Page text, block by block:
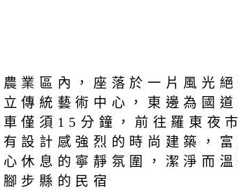
業區內，座落於一片風光
傳統藝術中心，東邊為國
僅須15分鐘，前往羅東夜
設計感強烈的時尚建築，
休息的寧靜氛圍，潔淨而
步縣的民宿